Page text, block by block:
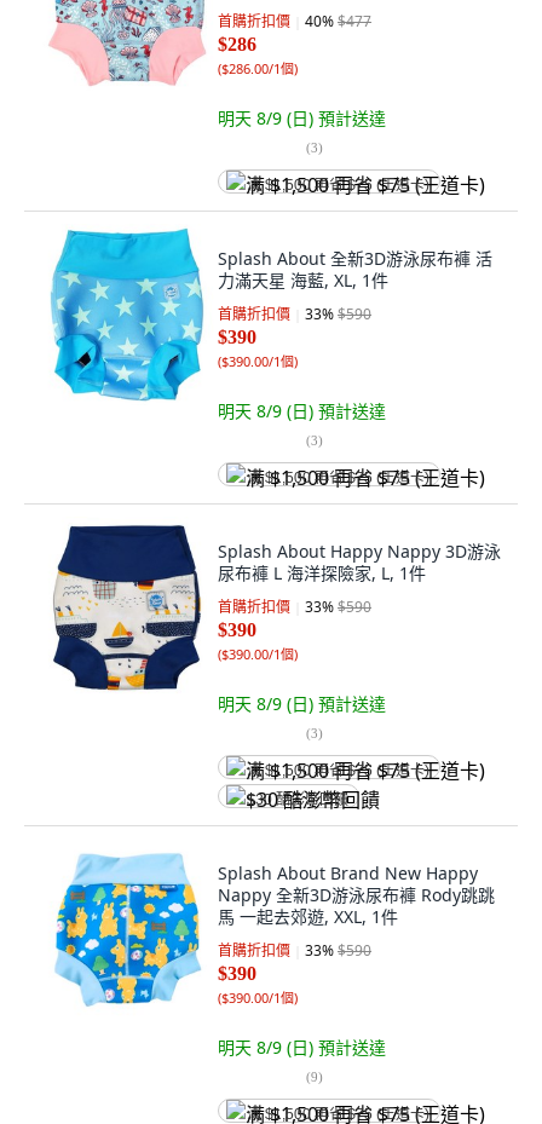
首購折扣價 40%$477
$286
($286.00/1個)
明天 8/9 (日) 預計送達
(3)
满 $1,500 再省 $75 (王道卡)
Splash About 全新3D游泳尿布褲 活
力滿天星 海藍, XL, 1件
首購折扣價 33%$590
$390
($390.00/1個)
明天 8/9 (日) 預計送達
(3)
满 $1,500 再省 $75 (王道卡)
Splash About Happy Nappy 3D游泳
尿布褲 L 海洋探險家, L, 1件
首購折扣價 33%$590
$390
($390.00/1個)
明天 8/9 (日) 預計送達
(3)
满 $1,500 再省 $75 (王道卡)
$30 酷澎幣回饋
Splash About Brand New Happy
Nappy 全新3D游泳尿布褲 Rody跳跳
馬 一起去郊遊, XXL, 1件
首購折扣價 33%$590
$390
($390.00/1個)
明天 8/9 (日) 預計送達
(9)
满 $1,500 再省 $75 (王道卡)